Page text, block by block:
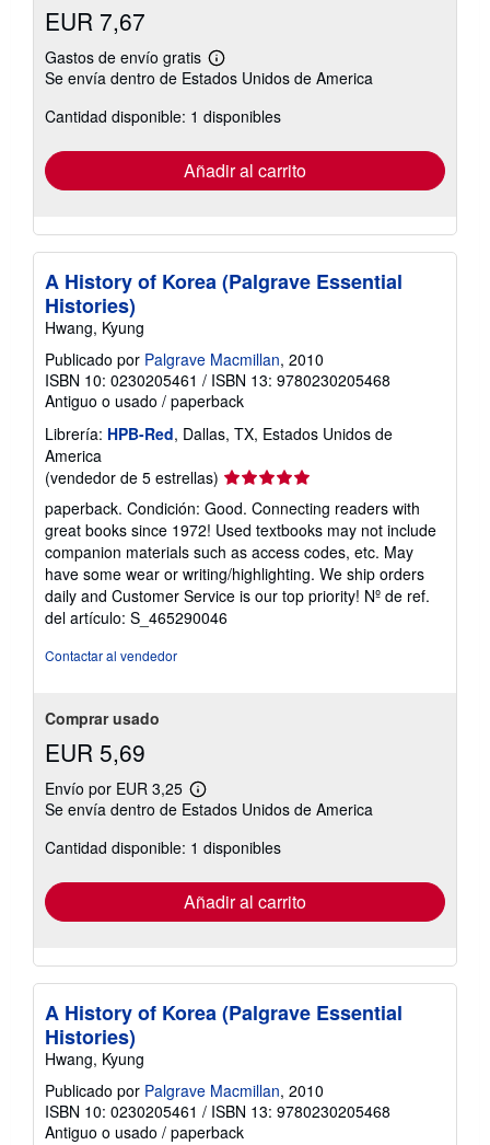
EUR 7,67
Gastos de envío gratis
Más
información
las
tarifas
envío
Se envía dentro de Estados Unidos de America
Cantidad disponible: 1 disponibles
Añadir al carrito
A History of Korea (Palgrave Essential
Histories)
Hwang, Kyung
Publicado por Palgrave Macmillan, 2010
ISBN 10: 0230205461 / ISBN 13: 9780230205468
Antiguo o usado / paperback
Librería: HPB-Red, Dallas, TX, Estados Unidos de
America
(vendedor de 5 estrellas) Calificación
del
vendedor:
5
de
5
estrellas
paperback. Condición: Good. Connecting readers with
great books since 1972! Used textbooks may not include
companion materials such as access codes, etc. May
have some wear or writing/highlighting. We ship orders
daily and Customer Service is our top priority! Nº de ref.
del artículo: S_465290046
Contactar al vendedor
Comprar usado
EUR 5,69
Envío por EUR 3,25
Más
información
las
tarifas
envío
Se envía dentro de Estados Unidos de America
Cantidad disponible: 1 disponibles
Añadir al carrito
A History of Korea (Palgrave Essential
Histories)
Hwang, Kyung
Publicado por Palgrave Macmillan, 2010
ISBN 10: 0230205461 / ISBN 13: 9780230205468
Antiguo o usado / paperback